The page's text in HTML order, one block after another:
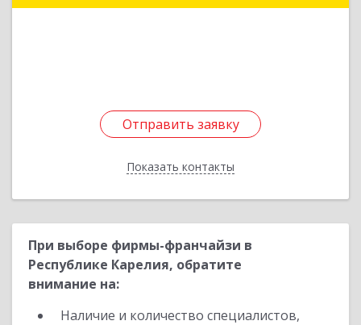
Отправить заявку
Показать контакты
Отправить заявку
Назад
При выборе фирмы-франчайзи в
Республике Карелия, обратите
внимание на:
Наличие и количество специалистов,